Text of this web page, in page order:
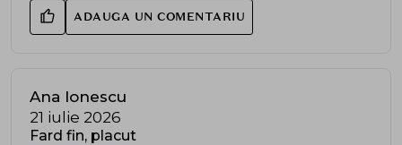
ADAUGA UN COMENTARIU
Ana Ionescu
21 iulie 2026
Fard fin, placut